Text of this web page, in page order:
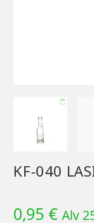
KF-040
0,95€ Alv